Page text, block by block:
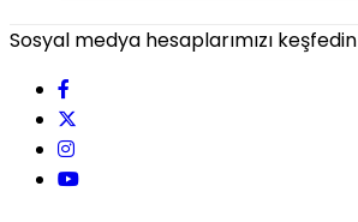
Sosyal medya hesaplarımızı keşfedin